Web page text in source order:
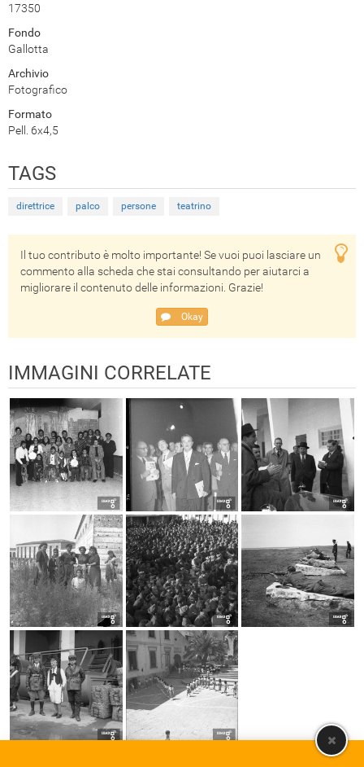
17350
Fondo
Gallotta
Archivio
Fotografico
Formato
Pell. 6x4,5
TAGS
direttrice palco persone teatrino
Il tuo contributo è molto importante! Se vuoi puoi lasciare un
commento alla scheda che stai consultando per aiutarci a
migliorare il contenuto delle informazioni. Grazie!
Okay
IMMAGINI CORRELATE